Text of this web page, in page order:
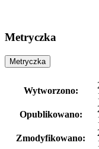
Metryczka
Metryczka
Wytworzono:
Opublikowano:
Zmodyfikowano: